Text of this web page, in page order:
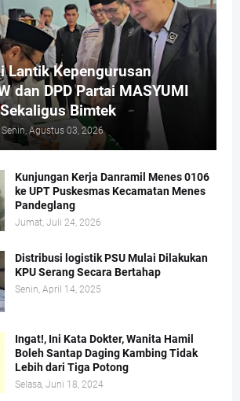
Lantik Kepengurusan
dan DPD Partai MASYUMI
Bimtek
Senin, Agustus 03, 2026
Kunjungan Kerja Danramil Menes 0106
ke UPT Puskesmas Kecamatan Menes
Pandeglang
Jumat, Juli 24, 2026
Distribusi logistik PSU Mulai Dilakukan
KPU Serang Secara Bertahap
Senin, April 14, 2025
Ingat!, Ini Kata Dokter, Wanita Hamil
Boleh Santap Daging Kambing Tidak
Lebih dari Tiga Potong
Selasa, Juni 18, 2024